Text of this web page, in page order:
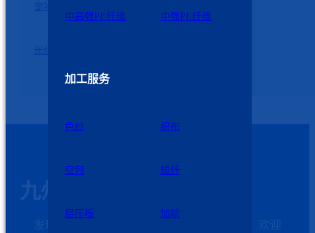
中高强PE纤维 中强PE纤维
加工服务
色纱 织布
空包 短纤
层压板 加捻
宠物制品
光纤电缆
九州星际科技
发现需求和解决问题是我们发展的第一动力，欢迎